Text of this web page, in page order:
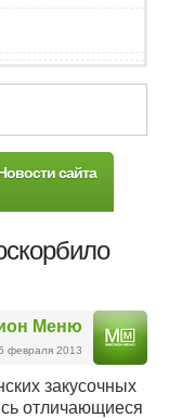
сайта
Меню
февраля 2013
закусочных
отличающиеся